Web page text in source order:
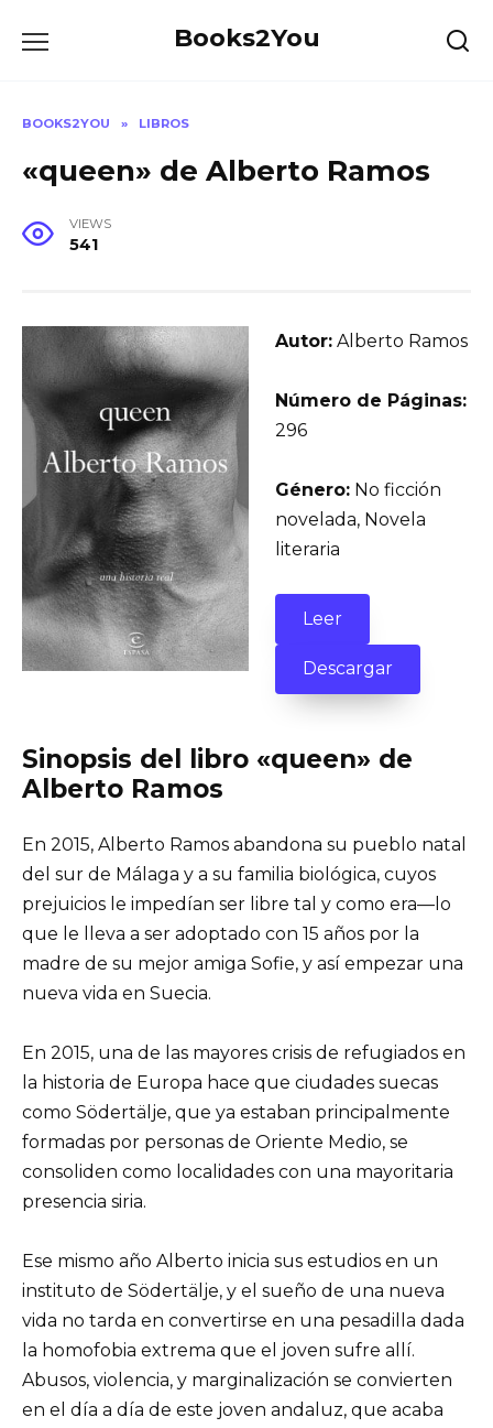
Books2You
BOOKS2YOU » LIBROS
«queen» de Alberto Ramos
VIEWS
541
Autor: Alberto Ramos
Número de Páginas:
296
Género: No ficción
novelada, Novela
literaria
Leer
Descargar
Sinopsis del libro «queen» de
Alberto Ramos
En 2015, Alberto Ramos abandona su pueblo natal
del sur de Málaga y a su familia biológica, cuyos
prejuicios le impedían ser libre tal y como era—lo
que le lleva a ser adoptado con 15 años por la
madre de su mejor amiga Sofie, y así empezar una
nueva vida en Suecia.
En 2015, una de las mayores crisis de refugiados en
la historia de Europa hace que ciudades suecas
como Södertälje, que ya estaban principalmente
formadas por personas de Oriente Medio, se
consoliden como localidades con una mayoritaria
presencia siria.
Ese mismo año Alberto inicia sus estudios en un
instituto de Södertälje, y el sueño de una nueva
vida no tarda en convertirse en una pesadilla dada
la homofobia extrema que el joven sufre allí.
Abusos, violencia, y marginalización se convierten
en el día a día de este joven andaluz, que acaba